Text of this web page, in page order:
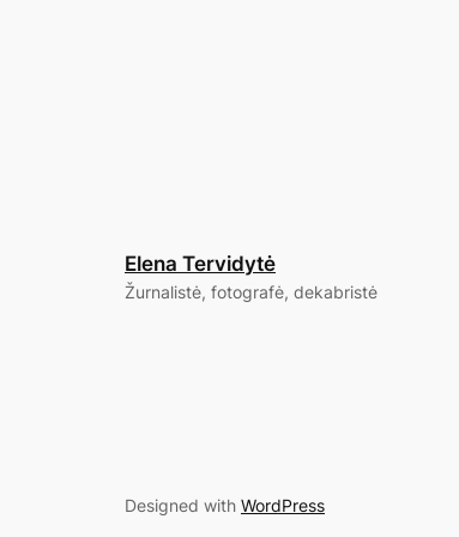
Elena Tervidytė
Žurnalistė, fotografė, dekabristė
Designed with WordPress